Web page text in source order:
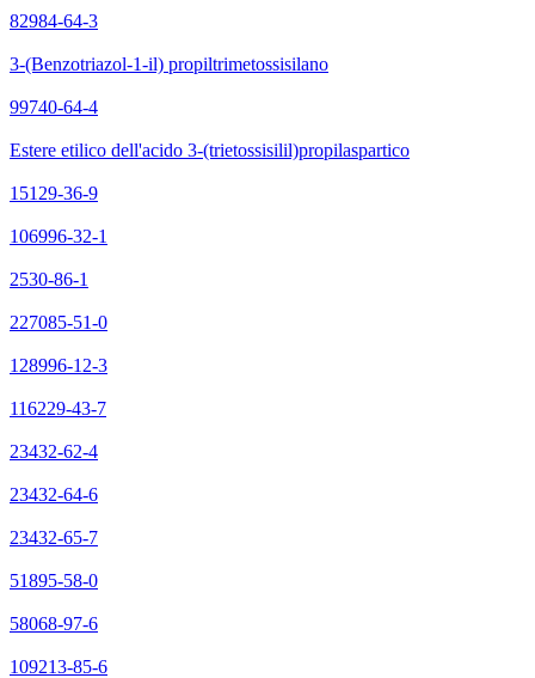
82984-64-3
3-(Benzotriazol-1-il) propiltrimetossisilano
99740-64-4
Estere etilico dell'acido 3-(trietossisilil)propilaspartico
15129-36-9
106996-32-1
2530-86-1
227085-51-0
128996-12-3
116229-43-7
23432-62-4
23432-64-6
23432-65-7
51895-58-0
58068-97-6
109213-85-6